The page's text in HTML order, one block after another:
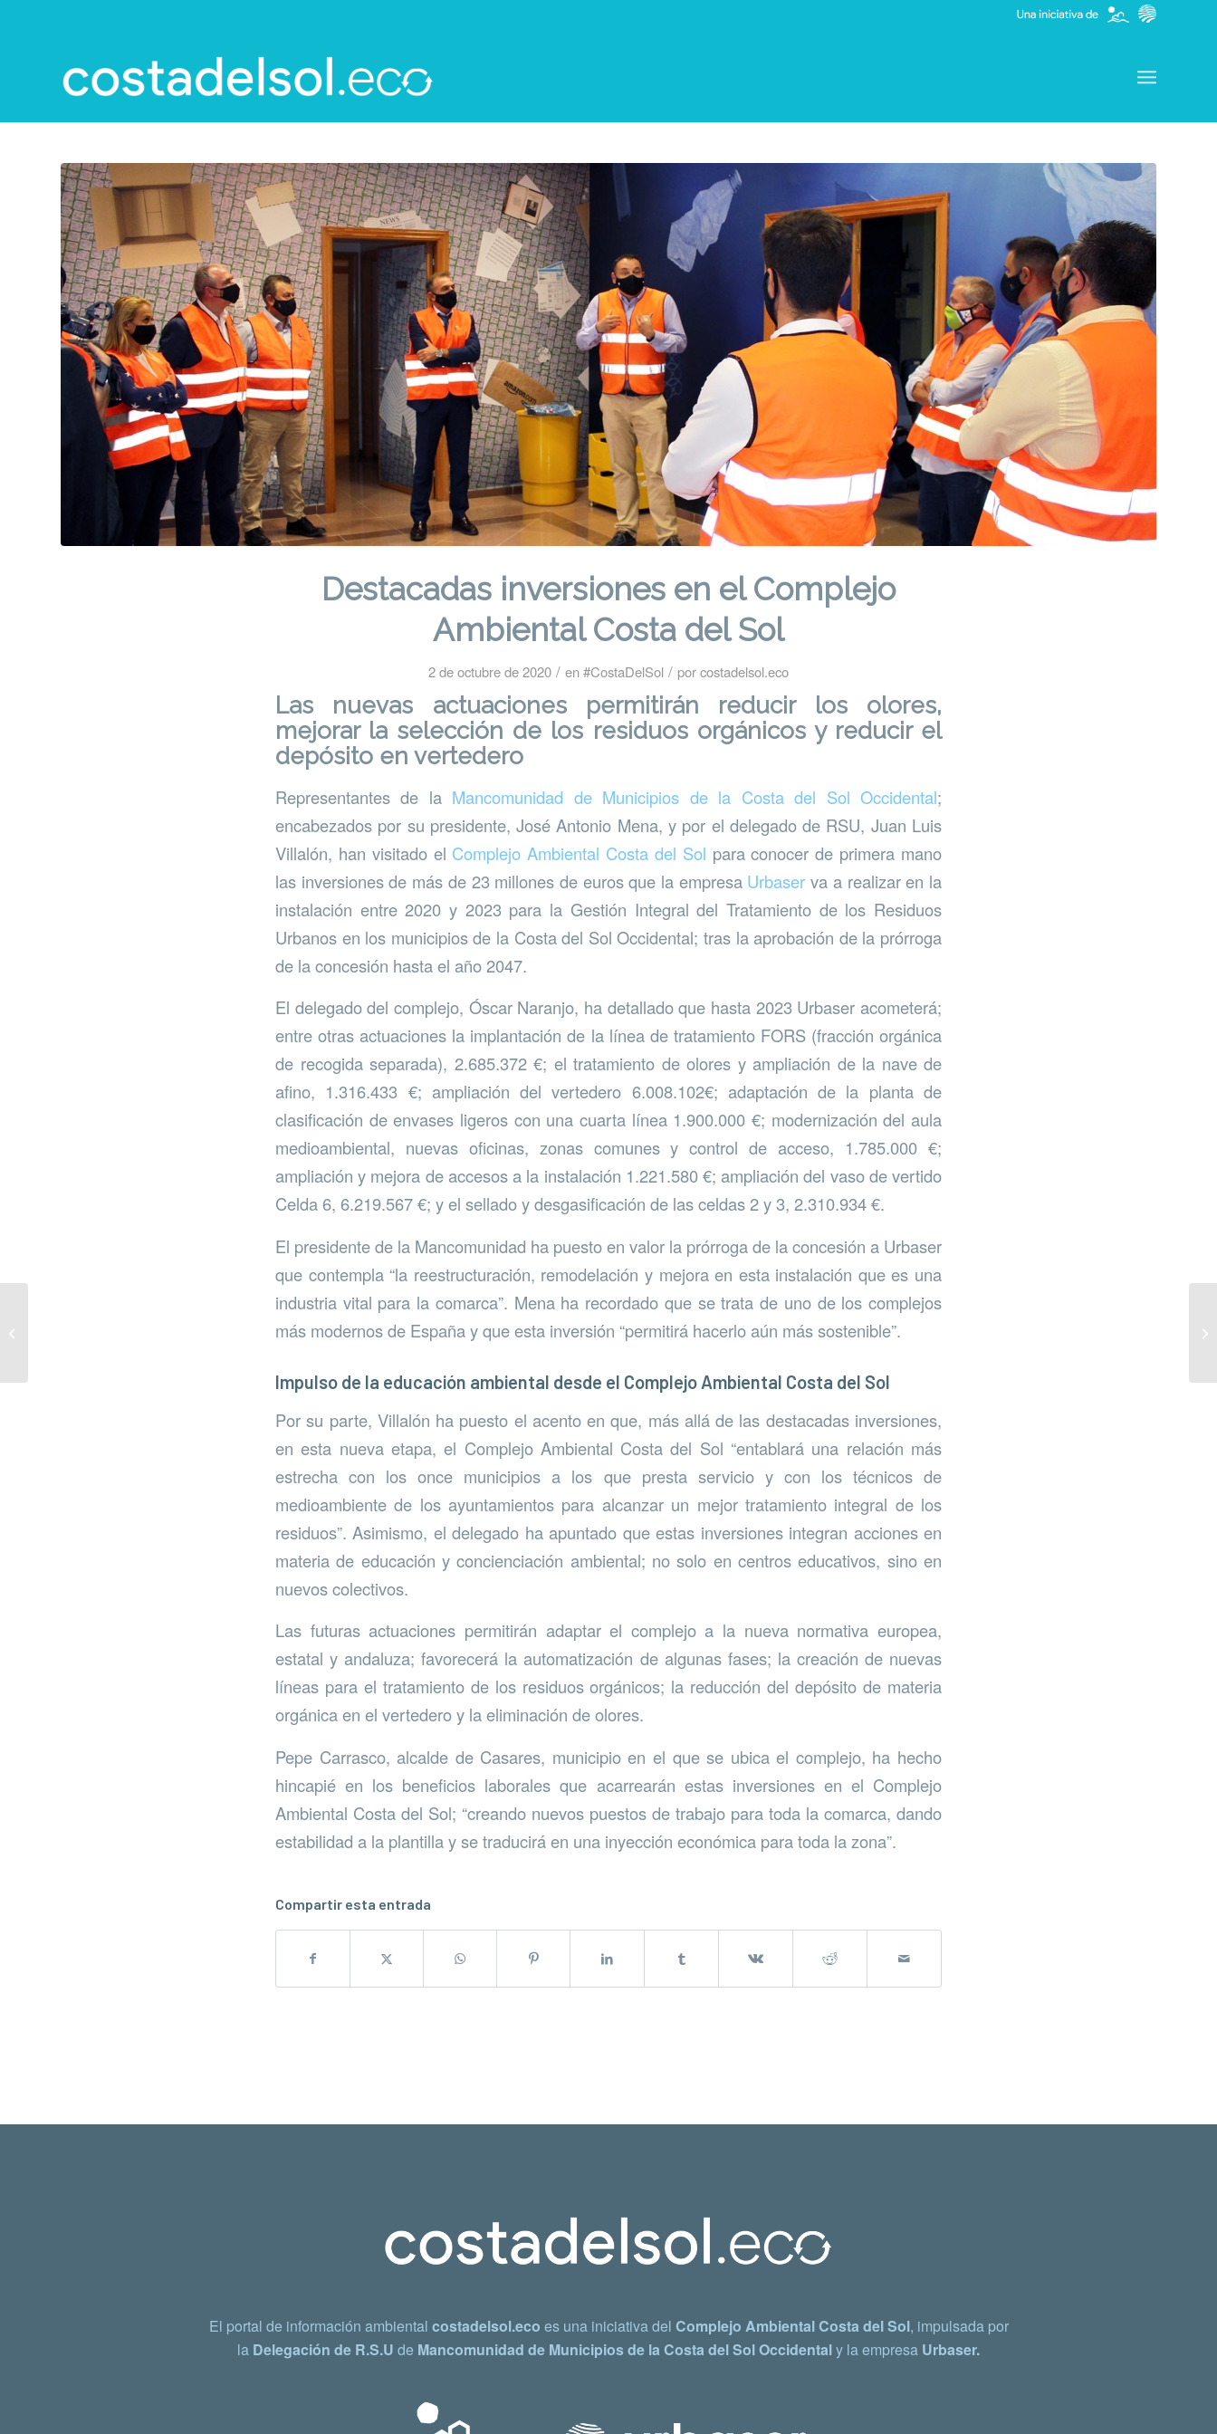
Destacadas inversiones en el Complejo
Ambiental Costa del Sol
2 de octubre de 2020 / en#CostaDelSol / porcostadelsol.eco
Las nuevas actuaciones permitirán reducir los olores,
mejorar la selección de los residuos orgánicos y reducir el
depósito en vertedero
Representantes de la Mancomunidad de Municipios de la Costa del Sol Occidental;
encabezados por su presidente, José Antonio Mena, y por el delegado de RSU, Juan Luis
Villalón, han visitado el Complejo Ambiental Costa del Sol para conocer de primera mano
las inversiones de más de 23 millones de euros que la empresa Urbaser va a realizar en la
instalación entre 2020 y 2023 para la Gestión Integral del Tratamiento de los Residuos
Urbanos en los municipios de la Costa del Sol Occidental; tras la aprobación de la prórroga
de la concesión hasta el año 2047.
El delegado del complejo, Óscar Naranjo, ha detallado que hasta 2023 Urbaser acometerá;
entre otras actuaciones la implantación de la línea de tratamiento FORS (fracción orgánica
de recogida separada), 2.685.372 €; el tratamiento de olores y ampliación de la nave de
afino, 1.316.433 €; ampliación del vertedero 6.008.102€; adaptación de la planta de
clasificación de envases ligeros con una cuarta línea 1.900.000 €; modernización del aula
medioambiental, nuevas oficinas, zonas comunes y control de acceso, 1.785.000 €;
ampliación y mejora de accesos a la instalación 1.221.580 €; ampliación del vaso de vertido
Celda 6, 6.219.567 €; y el sellado y desgasificación de las celdas 2 y 3, 2.310.934 €.
El presidente de la Mancomunidad ha puesto en valor la prórroga de la concesión a Urbaser
que contempla “la reestructuración, remodelación y mejora en esta instalación que es una
industria vital para la comarca”. Mena ha recordado que se trata de uno de los complejos
más modernos de España y que esta inversión “permitirá hacerlo aún más sostenible”.
Impulso de la educación ambiental desde el Complejo Ambiental Costa del Sol
Por su parte, Villalón ha puesto el acento en que, más allá de las destacadas inversiones,
en esta nueva etapa, el Complejo Ambiental Costa del Sol “entablará una relación más
estrecha con los once municipios a los que presta servicio y con los técnicos de
medioambiente de los ayuntamientos para alcanzar un mejor tratamiento integral de los
residuos”. Asimismo, el delegado ha apuntado que estas inversiones integran acciones en
materia de educación y concienciación ambiental; no solo en centros educativos, sino en
nuevos colectivos.
Las futuras actuaciones permitirán adaptar el complejo a la nueva normativa europea,
estatal y andaluza; favorecerá la automatización de algunas fases; la creación de nuevas
líneas para el tratamiento de los residuos orgánicos; la reducción del depósito de materia
orgánica en el vertedero y la eliminación de olores.
Pepe Carrasco, alcalde de Casares, municipio en el que se ubica el complejo, ha hecho
hincapié en los beneficios laborales que acarrearán estas inversiones en el Complejo
Ambiental Costa del Sol; “creando nuevos puestos de trabajo para toda la comarca, dando
estabilidad a la plantilla y se traducirá en una inyección económica para toda la zona”.
Compartir esta entrada
El portal de información ambiental costadelsol.eco es una iniciativa del Complejo Ambiental Costa del Sol, impulsada por
la Delegación de R.S.U de Mancomunidad de Municipios de la Costa del Sol Occidentaly la empresa Urbaser.